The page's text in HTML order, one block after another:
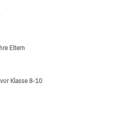
Eltern
Klasse 8-10